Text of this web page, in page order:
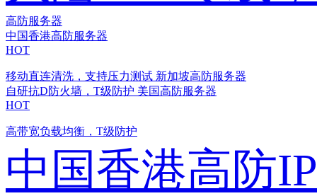
高防服务器
中国香港高防服务器
HOT
移动直连清洗，支持压力测试 新加坡高防服务器
自研抗D防火墙，T级防护 美国高防服务器
HOT
高带宽负载均衡，T级防护
中国香港高防IP